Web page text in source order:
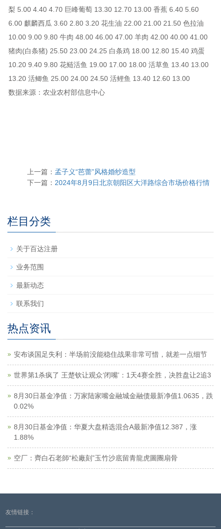
梨 5.00 4.40 4.70 巨峰葡萄 13.30 12.70 13.00 香蕉 6.40 5.60
6.00 麒麟西瓜 3.60 2.80 3.20 花生油 22.00 21.00 21.50 色拉油
10.00 9.00 9.80 牛肉 48.00 46.00 47.00 羊肉 42.00 40.00 41.00
猪肉(白条猪) 25.50 23.00 24.25 白条鸡 18.00 12.80 15.40 鸡蛋
10.20 9.40 9.80 花鲢活鱼 19.00 17.00 18.00 活草鱼 13.40 13.00
13.20 活鲫鱼 25.00 24.00 24.50 活鲤鱼 13.40 12.60 13.00
数据来源：农业农村部信息中心
上一篇： 孟子义“芭蕾”风格婚纱造型
下一篇： 2024年8月9日北京朝阳区大洋路综合市场价格行情
栏目分类
关于百达注册
业务范围
最新动态
联系我们
热点资讯
安布谈国足失利：半场前没能稳住战果非常可惜，就差一点细节
世界第1杀疯了 王楚钦让观众‘闭嘴’：1天4赛全胜，决胜盘让2追3
8月30日基金净值：万家陆家嘴金融城金融债最新净值1.0635，跌
0.02%
8月30日基金净值：华夏大盘精选混合A最新净值12.387，涨
1.88%
空厂：齊白石老師“松廠刻”玉竹沙底留青龍虎圖團扇骨
友情链接：